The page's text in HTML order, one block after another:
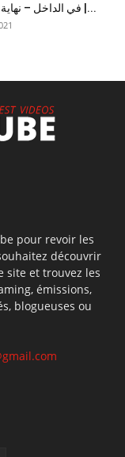
En vidéo – في الداخل – نهاية رائعة من جلال |...
pour revoir les
découvrir
site et trouvez les
émissions,
blogueuses ou